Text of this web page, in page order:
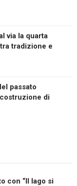
via la quarta
tradizione e
passato
di
con “Il lago si